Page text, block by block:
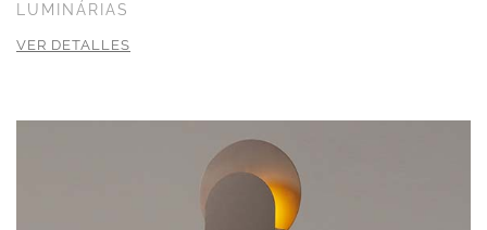
LUMINÁRIAS
VER DETALLES